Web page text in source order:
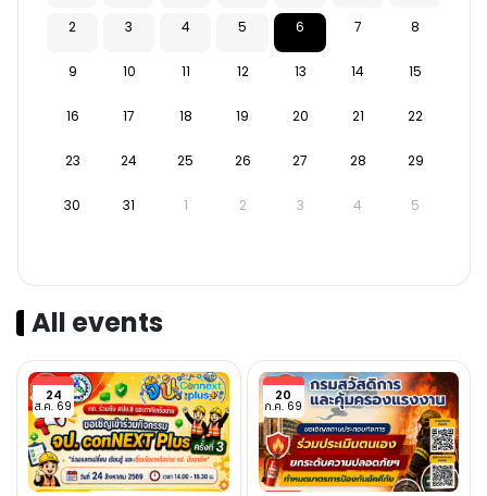
2 3 4 5 6 7 8
9 10 11 12 13 14 15
16 17 18 19 20 21 22
23 24 25 26 27 28 29
30 31 1 2 3 4 5
All events
24
ส.ค. 69
20
ก.ค. 69